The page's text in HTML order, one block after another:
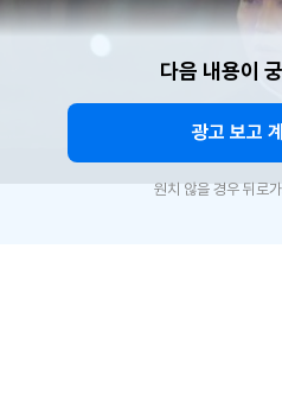
다음 내용이
광고 보고
원치 않을 경우 뒤로